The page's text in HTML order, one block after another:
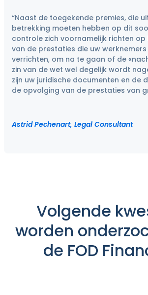
“Naast de toegekende premies, die
betrekking moeten hebben op dit
controle zich voornamelijk richten
van de prestaties die uw werknemers
verrichten, om na te gaan of de
zin van de wet wel degelijk wordt
zijn uw juridische documenten en de
de opvolging van de prestaties van
Astrid Pechenart, Legal Consultant
Volgende
worden
de FOD